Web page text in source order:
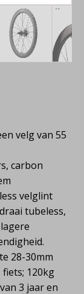
velg van 55
carbon
velglint
tubeless,
28-30mm
120kg
3 jaar en